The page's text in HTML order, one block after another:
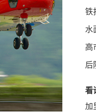
“大块
铁
水
高
后
看
加